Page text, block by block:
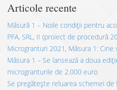
Articole recente
Măsură 1 – Noile condiții pentru
PFA, SRL, II (proiect de procedură
Microgranturi 2021, Măsura 1: Cine
Măsura 1 – Se lansează a doua
microgranturile de 2.000 euro
Se pregătește reluarea schemei